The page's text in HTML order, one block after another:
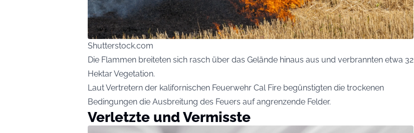
Shutterstock.com
Die Flammen breiteten sich rasch über das Gelände hinaus aus und verbrannten etwa 32
Hektar Vegetation.
Laut Vertretern der kalifornischen Feuerwehr Cal Fire begünstigten die trockenen
Bedingungen die Ausbreitung des Feuers auf angrenzende Felder.
Verletzte und Vermisste